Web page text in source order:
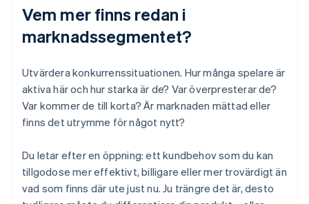
Vem mer finns redan i
marknadssegmentet?
Utvärdera konkurrenssituationen. Hur många spelare är
aktiva här och hur starka är de? Var överpresterar de?
Var kommer de till korta? Är marknaden mättad eller
finns det utrymme för något nytt?
Du letar efter en öppning: ett kundbehov som du kan
tillgodose mer effektivt, billigare eller mer trovärdigt än
vad som finns där ute just nu. Ju trängre det är, desto